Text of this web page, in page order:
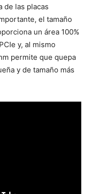
de las placas
el tamaño
un área 100%
y, al mismo
permite que quepa
y de tamaño más